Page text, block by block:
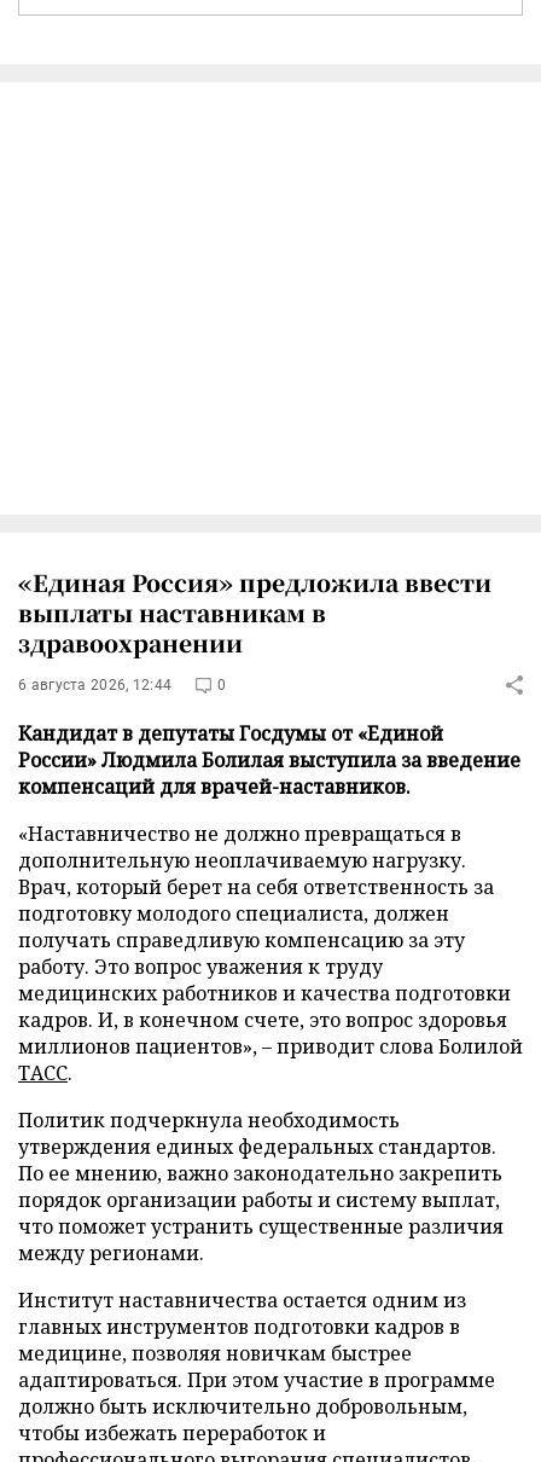
«Единая Россия» предложила ввести
выплаты наставникам в
здравоохранении
6 августа 2026, 12:44 0
Кандидат в депутаты Госдумы от «Единой
России» Людмила Болилая выступила за введение
компенсаций для врачей-наставников.
«Наставничество не должно превращаться в
дополнительную неоплачиваемую нагрузку.
Врач, который берет на себя ответственность за
подготовку молодого специалиста, должен
получать справедливую компенсацию за эту
работу. Это вопрос уважения к труду
медицинских работников и качества подготовки
кадров. И, в конечном счете, это вопрос здоровья
миллионов пациентов», – приводит слова Болилой
ТАСС.
Политик подчеркнула необходимость
утверждения единых федеральных стандартов.
По ее мнению, важно законодательно закрепить
порядок организации работы и систему выплат,
что поможет устранить существенные различия
между регионами.
Институт наставничества остается одним из
главных инструментов подготовки кадров в
медицине, позволяя новичкам быстрее
адаптироваться. При этом участие в программе
должно быть исключительно добровольным,
чтобы избежать переработок и